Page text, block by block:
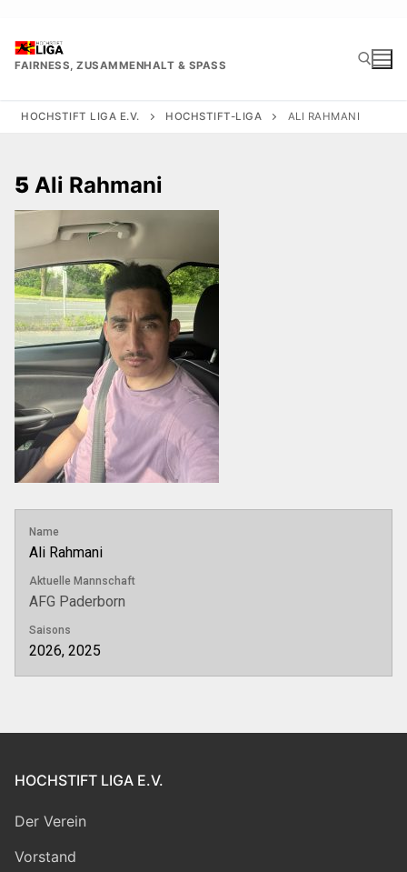
springen
FAIRNESS, ZUSAMMENHALT & SPASS
HOCHSTIFT LIGA E.V. HOCHSTIFT-LIGA ALI RAHMANI
5 Ali Rahmani
Name
Ali Rahmani
Aktuelle Mannschaft
AFG Paderborn
Saisons
2026, 2025
HOCHSTIFT LIGA E.V.
Der Verein
Vorstand